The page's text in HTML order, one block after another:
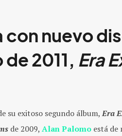
con nuevo
2011, Era
su exitoso segundo álbum,Era
de 2009, Alan Palomo está de